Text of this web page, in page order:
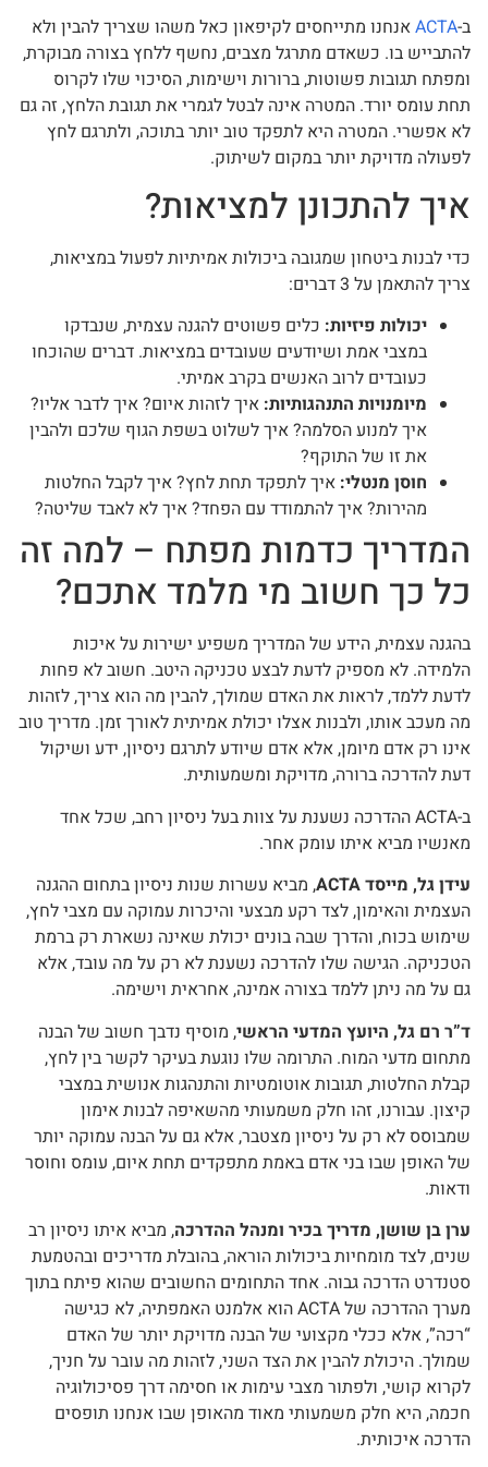
ב-ACTAאנחנו מתייחסים לקיפאון כאל משהו שצריך להבין ולא
להתבייש בו. כשאדם מתרגל מצבים, נחשף ללחץ בצורה מבוקרת,
ומפתח תגובות פשוטות, ברורות וישימות, הסיכוי שלו לקרוס
תחת עומס יורד. המטרה אינה לבטל לגמרי את תגובת הלחץ, זה גם
לא אפשרי. המטרה היא לתפקד טוב יותר בתוכה, ולתרגם לחץ
לפעולה מדויקת יותר במקום לשיתוק.
איך להתכונן למציאות?
כדי לבנות ביטחון שמגובה ביכולות אמיתיות לפעול במציאות,
צריך להתאמן על 3 דברים:
יכולות פיזיות: כלים פשוטים להגנה עצמית, שנבדקו
במצבי אמת ושיודעים שעובדים במציאות. דברים שהוכחו
כעובדים לרוב האנשים בקרב אמיתי.
מיומנויות התנהגותיות: איך לזהות איום? איך לדבר אליו?
איך למנוע הסלמה? איך לשלוט בשפת הגוף שלכם ולהבין
את זו של התוקף?
חוסן מנטלי: איך לתפקד תחת לחץ? איך לקבל החלטות
מהירות? איך להתמודד עם הפחד? איך לא לאבד שליטה?
המדריך כדמות מפתח – למה זה
כל כך חשוב מי מלמד אתכם?
בהגנה עצמית, הידע של המדריך משפיע ישירות על איכות
הלמידה. לא מספיק לדעת לבצע טכניקה היטב. חשוב לא פחות
לדעת ללמד, לראות את האדם שמולך, להבין מה הוא צריך, לזהות
מה מעכב אותו, ולבנות אצלו יכולת אמיתית לאורך זמן. מדריך טוב
אינו רק אדם מיומן, אלא אדם שיודע לתרגם ניסיון, ידע ושיקול
דעת להדרכה ברורה, מדויקת ומשמעותית.
ב-ACTA ההדרכה נשענת על צוות בעל ניסיון רחב, שכל אחד
מאנשיו מביא איתו עומק אחר.
עידן גל, מייסד ACTA
, מביא עשרות שנות ניסיון בתחום ההגנה
העצמית והאימון, לצד רקע מבצעי והיכרות עמוקה עם מצבי לחץ,
שימוש בכוח, והדרך שבה בונים יכולת שאינה נשארת רק ברמת
הטכניקה. הגישה שלו להדרכה נשענת לא רק על מה עובד, אלא
גם על מה ניתן ללמד בצורה אמינה, אחראית וישימה.
ד”ר רם גל, היועץ המדעי הראשי, מוסיף נדבך חשוב של הבנה
מתחום מדעי המוח. התרומה שלו נוגעת בעיקר לקשר בין לחץ,
קבלת החלטות, תגובות אוטומטיות והתנהגות אנושית במצבי
קיצון. עבורנו, זהו חלק משמעותי מהשאיפה לבנות אימון
שמבוסס לא רק על ניסיון מצטבר, אלא גם על הבנה עמוקה יותר
של האופן שבו בני אדם באמת מתפקדים תחת איום, עומס וחוסר
ודאות.
ערן בן שושן, מדריך בכיר ומנהל ההדרכה, מביא איתו ניסיון רב
שנים, לצד מומחיות ביכולות הוראה, בהובלת מדריכים ובהטמעת
סטנדרט הדרכה גבוה. אחד התחומים החשובים שהוא פיתח בתוך
מערך ההדרכה של ACTA הוא אלמנט האמפתיה, לא כגישה
“רכה”, אלא ככלי מקצועי של הבנה מדויקת יותר של האדם
שמולך. היכולת להבין את הצד השני, לזהות מה עובר על חניך,
לקרוא קושי, ולפתור מצבי עימות או חסימה דרך פסיכולוגיה
חכמה, היא חלק משמעותי מאוד מהאופן שבו אנחנו תופסים
הדרכה איכותית.